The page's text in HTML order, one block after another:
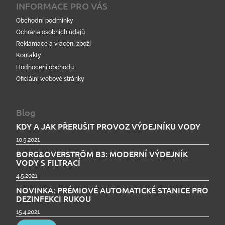
INFORMACE PRO VÁS
Obchodní podmínky
Ochrana osobních údajů
Reklamace a vrácení zboží
Kontakty
Hodnocení obchodu
Oficiální webové stránky
Blog
KDY A JAK PŘERUŠIT PROVOZ VÝDEJNÍKU VODY
10.5.2021
BORG&OVERSTRÖM B3: MODERNÍ VÝDEJNÍK
VODY S FILTRACÍ
4.5.2021
NOVINKA: PRÉMIOVÉ AUTOMATICKÉ STANICE PRO
DEZINFEKCI RUKOU
15.4.2021